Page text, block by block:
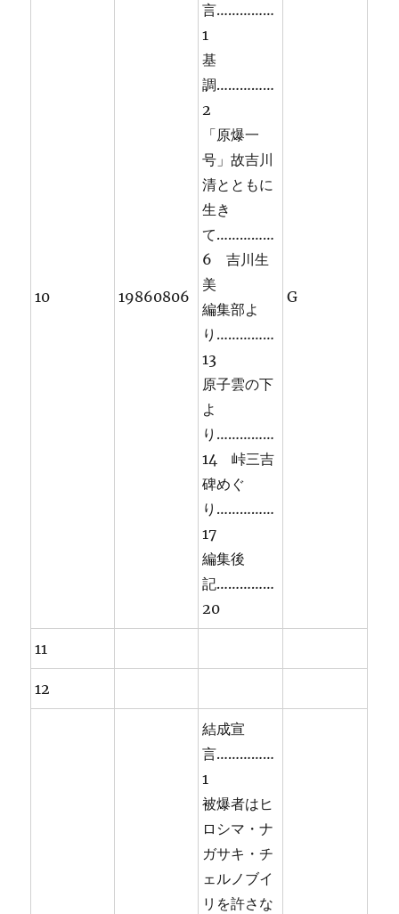
10 19860806
言……………
1
基
調……………
2
「原爆一
号」故吉川
清とともに
生き
て……………
6 吉川生
美
編集部よ
り……………
13
原子雲の下
よ
り……………
14 峠三吉
碑めぐ
り……………
17
編集後
記……………
20
G
11
12
結成宣
言……………
1
被爆者はヒ
ロシマ・ナ
ガサキ・チ
ェルノブイ
リを許さな